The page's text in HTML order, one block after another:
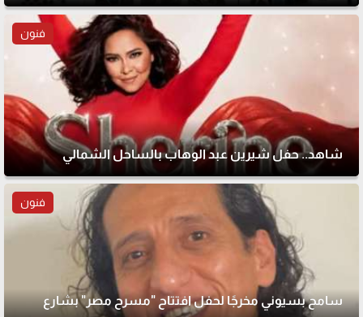
فنون
شاهد.. حفل شيرين عبد الوهاب بالساحل الشمالي
فنون
سامح بسيوني مخرجًا لحفل افتتاح "مسرح مصر" بشارع